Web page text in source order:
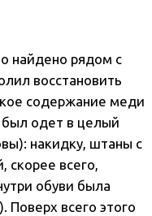
найдено рядом с
восстановить
содержание меди
одет в целый
накидку, штаны с
скорее всего,
обуви была
Поверх всего этого